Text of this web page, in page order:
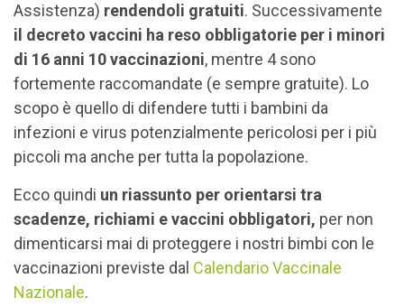
Assistenza) rendendoli gratuiti. Successivamente
il decreto vaccini ha reso obbligatorie per i minori
di 16 anni 10 vaccinazioni, mentre 4 sono
fortemente raccomandate (e sempre gratuite). Lo
scopo è quello di difendere tutti i bambini da
infezioni e virus potenzialmente pericolosi per i più
piccoli ma anche per tutta la popolazione.
Ecco quindi un riassunto per orientarsi tra
scadenze, richiami e vaccini obbligatori, per non
dimenticarsi mai di proteggere i nostri bimbi con le
vaccinazioni previste dal Calendario Vaccinale
Nazionale.